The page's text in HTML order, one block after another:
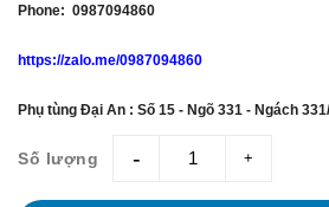
Phone: 0987094860
https://zalo.me/0987094860
Phụ tùng Đại An : Số 15 - Ngõ 331 - Ngách
Số lượng giam tang